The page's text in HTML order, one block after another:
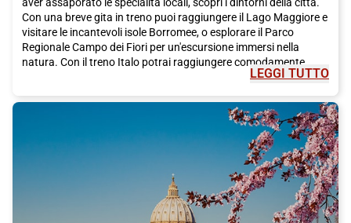
Con una breve gita in treno puoi raggiungere il Lago Maggiore e
visitare le incantevoli isole Borromee, o esplorare il Parco
Regionale Campo dei Fiori per un'escursione immersi nella
natura. Con il treno Italo potrai raggiungere comodamente
e iniziare la tua avventura senza pensieri. Prenota ora il
LEGGI TUTTO